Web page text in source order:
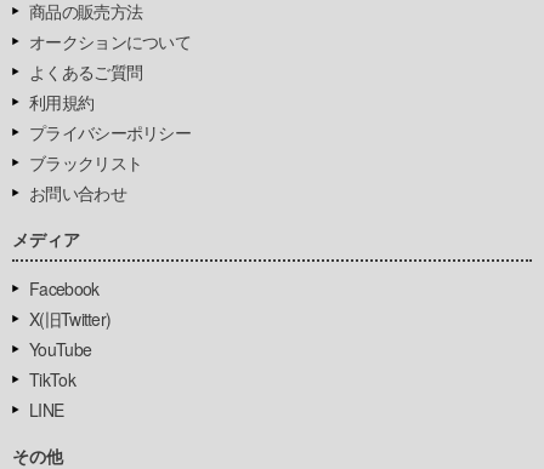
商品の販売方法
オークションについて
よくあるご質問
利用規約
プライバシーポリシー
ブラックリスト
お問い合わせ
メディア
Facebook
X(旧Twitter)
YouTube
TikTok
LINE
その他